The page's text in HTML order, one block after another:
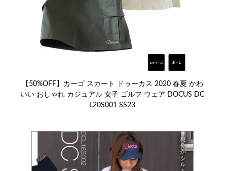
【50%OFF】カーゴ スカート ドゥーカス 2020 春夏 かわ
いい おしゃれ カジュアル 女子 ゴルフ ウェア DOCUS DC
L20S001 SS23